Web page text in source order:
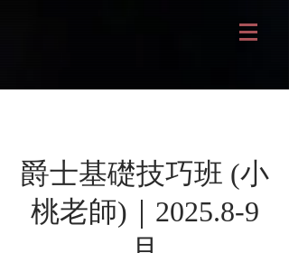
爵士基礎技巧班 (小
桃老師)｜2025.8-9